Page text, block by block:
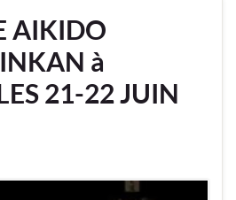
AIKIDO
à
21-22 JUIN